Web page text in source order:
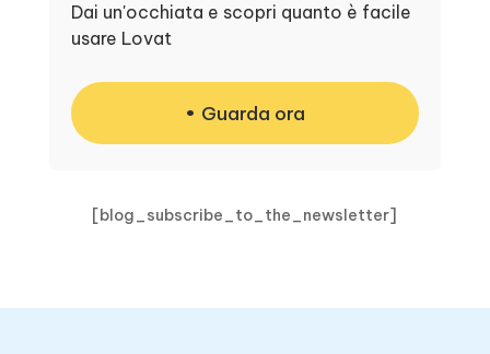
Dai un'occhiata e scopri quanto è facile
usare Lovat
Guarda ora
[blog_subscribe_to_the_newsletter]